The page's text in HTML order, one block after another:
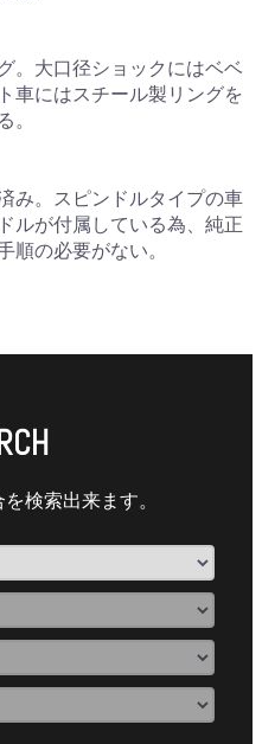
。大口径ショックにはベベ
車にはスチール製リングを
。
み。スピンドルタイプの車
ルが付属している為、純正
順の必要がない。
検索出来ます。